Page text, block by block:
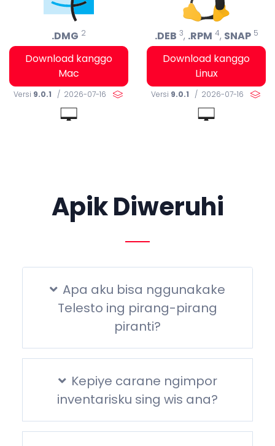
.DMG 2
Download kanggo
Mac
Versi 9.0.1 / 2026-07-16
.DEB 3, .RPM 4, SNAP 5
Download kanggo
Linux
Versi 9.0.1 / 2026-07-16
Apik Diweruhi
Apa aku bisa nggunakake
Telesto ing pirang-pirang
piranti?
Kepiye carane ngimpor
inventarisku sing wis ana?